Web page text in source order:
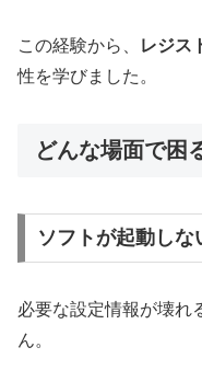
この経験から、 レジス
性を学びました。
どんな場面で困
ソフトが起動しな
必要な設定情報が壊れ
ん。